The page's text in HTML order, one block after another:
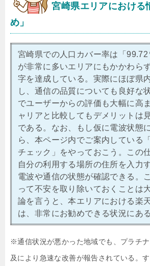
宮崎県エリアにおける
め」
宮崎県での人口カバー率は「
が非常に多いエリアにもかかわら
字を達成している。実際にほぼ県
し、通信の品質についても良好な
でユーザーからの評価も大幅に高
ャリアと比較してもデメリットは
である。なお、もし仮に電波状態
ら、本ページ内でご案内している
チェック」をやっておこう。この
自分の利用する場所の住所を入力
電波や通信の状態が確認できる。
って不安を取り除いておくことは
論を言うと、本エリアにおける楽
は、非常にお勧めできる状況にある
※通信状況が悪かった地域でも、プラチ
及により急速な改善が報告されている。